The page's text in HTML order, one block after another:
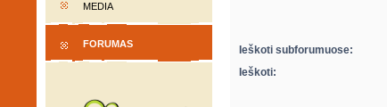
MEDIA
FORUMAS Ieškoti subforumuose:
Ieškoti: